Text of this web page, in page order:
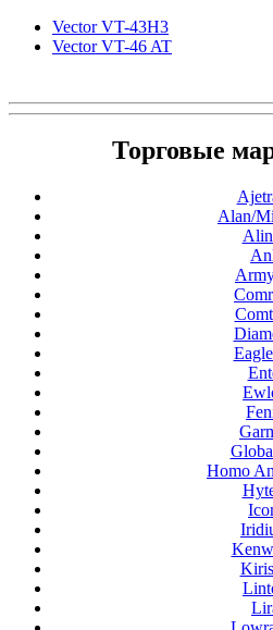
Vector VT-43H3
Vector VT-46 AT
Торговые
Alan/
Homo